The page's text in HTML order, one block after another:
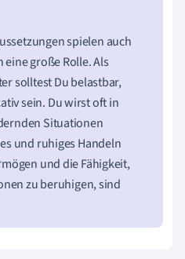
spielen auch
große Rolle. Als
solltest Du belastbar,
sein. Du wirst oft in
Situationen
und ruhiges Handeln
und die Fähigkeit,
zu beruhigen, sind